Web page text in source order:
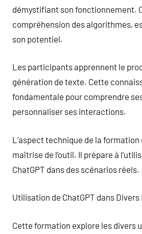
démystifiant son fonctionnement.
compréhension des algorithmes,
son potentiel.
Les participants apprennent le
génération de texte. Cette
fondamentale pour comprendre
personnaliser ses interactions.
L’aspect technique de la
maîtrise de l’outil. Il prépare à
ChatGPT dans des scénarios réels.
Utilisation de ChatGPT dans
Cette formation explore les divers